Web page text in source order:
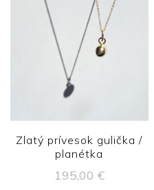
Zlatý prívesok gulička /
planétka
195,00 €